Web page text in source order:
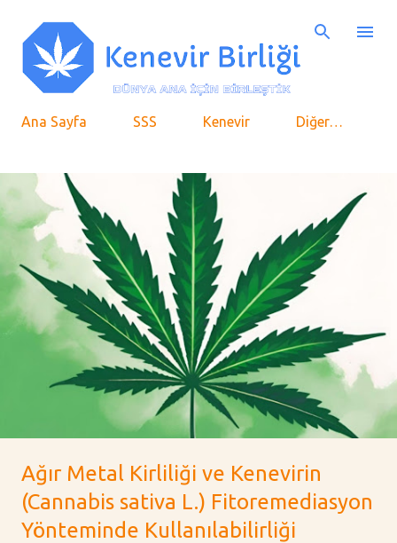
Ana Sayfa SSS Kenevir Diğer…
Ağır Metal Kirliliği ve Kenevirin
(Cannabis sativa L.) Fitoremediasyon
Yönteminde Kullanılabilirliği